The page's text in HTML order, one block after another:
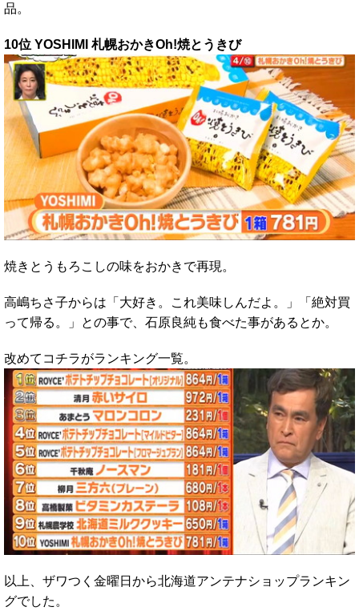
品。
10位 YOSHIMI 札幌おかきOh!焼とうきび
焼きとうもろこしの味をおかきで再現。
高嶋ちさ子からは「大好き。これ美味しんだよ。」「絶対買
って帰る。」との事で、石原良純も食べた事があるとか。
改めてコチラがランキング一覧。
以上、ザワつく金曜日から北海道アンテナショップランキン
グでした。